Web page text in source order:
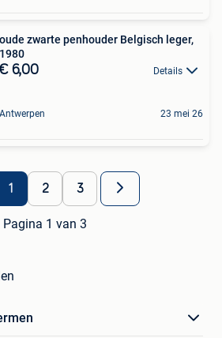
oude zwarte penhouder Belgisch leger,
1980
€ 6,00 Details
Antwerpen 23 mei 26
1 2 3
Pagina 1 van 3